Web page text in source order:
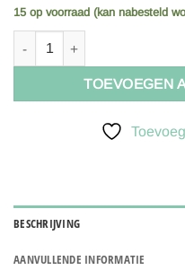
15 op voorraad (kan nabesteld
Keperband tassenband extra
TOEVOEGEN
BESCHRIJVING
AANVULLENDE INFORMATIE